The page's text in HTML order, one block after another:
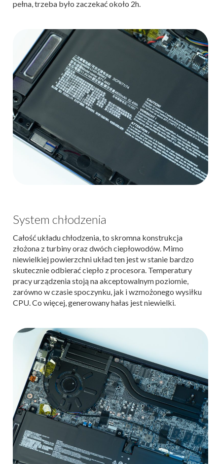
pełna, trzeba było zaczekać około 2h.
System chłodzenia
Całość układu chłodzenia, to skromna konstrukcja
złożona z turbiny oraz dwóch ciepłowodów. Mimo
niewielkiej powierzchni układ ten jest w stanie bardzo
skutecznie odbierać ciepło z procesora. Temperatury
pracy urządzenia stoją na akceptowalnym poziomie,
zarówno w czasie spoczynku, jak i wzmożonego wysiłku
CPU. Co więcej, generowany hałas jest niewielki.